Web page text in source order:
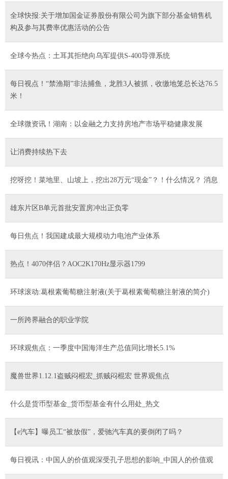
全球快报:关于增加国金证券股份有限公司为旗下部分基金销售机
构及参与其费率优惠活动的公告
全球今热点：土耳其拒绝向乌军提供S-400导弹系统
每日视点！“禁渔期”非法捕鱼，龙胜3人被抓，收缴地笼总长达76.5
米！
全球微资讯！湖南：以金融之力支持房地产市场平稳健康发展
让消费持续热下去
挖呀挖！菜地里、山坡上，挖出28万元“现金”？！什么情况？ 消息
雄东片区B单元首批安置房冲出正负零
每日焦点！我国建成最大规模动力电池产业体系
热点！4070伴侣？AOC2K170Hz显示器1799
环球滚动:葛根素葡萄糖注射液(关于葛根素葡萄糖注射液的简介)
一所跨界融合的职业学院
环球观焦点：一季度中国海洋生产总值同比增长5.1%
魔兽世界1.12.1盗贼闷棍宏_抓贼闷棍宏 世界观焦点
什么是货币型基金_货币型基金有什么用处_热文
【e汽车】曝员工“被放假”，爱驰汽车真的要倒闭了吗？
每日视讯：中国人的价值观深受孔子思想的影响_中国人的价值观